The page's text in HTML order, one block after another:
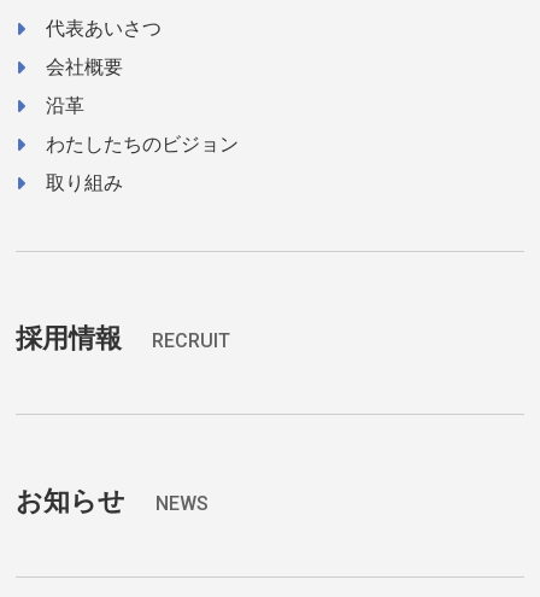
代表あいさつ
会社概要
沿革
わたしたちのビジョン
取り組み
採用情報 RECRUIT
お知らせ NEWS